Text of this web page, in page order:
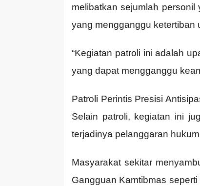
melibatkan sejumlah
yang mengganggu ketertiban
“Kegiatan patroli ini adalah
yang dapat mengganggu
Patroli Perintis Presisi
Selain patroli, kegiatan ini
terjadinya pelanggaran
Masyarakat sekitar
Gangguan Kamtibmas